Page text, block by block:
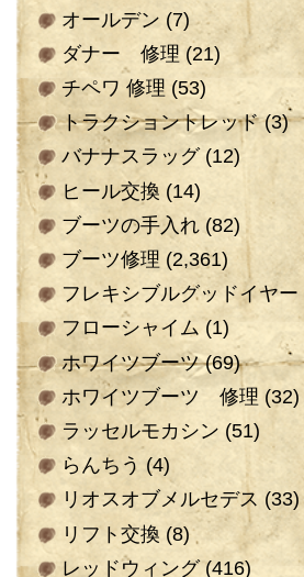
オールデン (7)
ダナー 修理 (21)
チペワ 修理 (53)
トラクショントレッド(3)
バナナスラッグ(12)
ヒール交換 (14)
ブーツの手入れ(82)
ブーツ修理 (2,361)
フレキシブルグッドイヤー
フローシャイム (1)
ホワイツブーツ(69)
ホワイツブーツ 修理 (32)
ラッセルモカシン (51)
らんちう (4)
リオスオブメルセデス (33)
リフト交換 (8)
レッドウィング(416)